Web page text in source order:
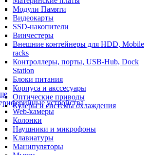
Модули Памяти
Видеокарты
SSD-накопители
Винчестеры
Внешние контейнеры для HDD, Mobile
racks
Контроллеры, порты, USB-Hub, Dock
Station
Блоки питания
Корпуса и акссесуары
Оптические приводы
Кулеры и системы охлаждения
устройства
Web-камеры
Колонки
Наушники и микрофоны
Клавиатуры
Манипуляторы